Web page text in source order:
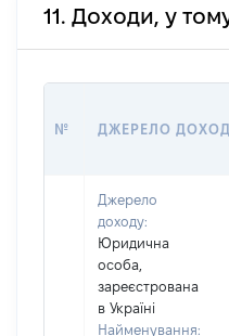
11. Доходи, у
№ ДЖЕРЕЛО
Джерело
доходу:
Юридична
особа,
зареєстрована
в Україні
Найменування: